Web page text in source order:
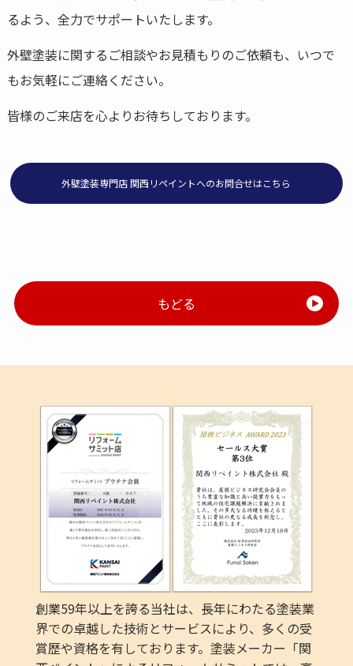
るよう、全力でサポートいたします。
外壁塗装に関するご相談やお見積もりのご依頼も、いつで
もお気軽にご連絡ください。
皆様のご来店を心よりお待ちしております。
外壁塗装専門店 関西リペイントへのお問合せはこちら
もどる
創業59年以上を誇る当社は、長年にわたる塗装業
界での卓越した技術とサービスにより、多くの受
賞歴や資格を有しております。塗装メーカー「関